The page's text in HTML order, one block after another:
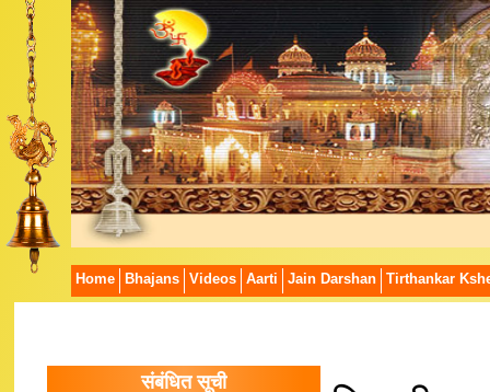
Home Bhajans Videos Aarti Jain Darshan Tirthankar
संबंधित सूची